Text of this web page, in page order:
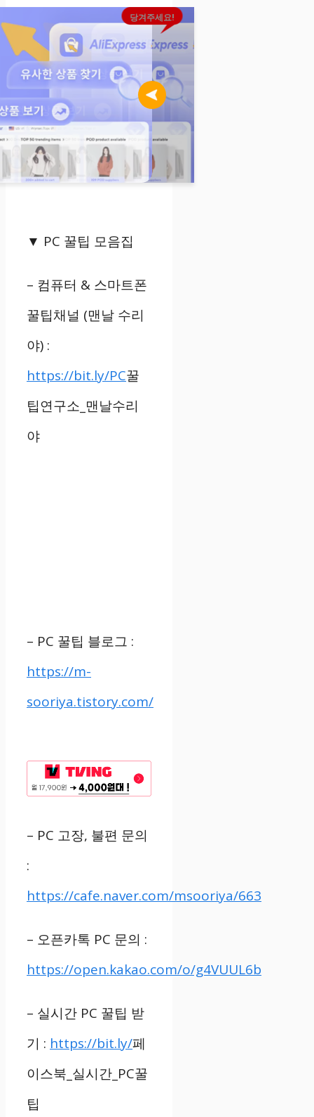
당겨주세요!
▼ PC 꿀팁 모음집
– 컴퓨터 & 스마트폰
꿀팁채널 (맨날 수리
야) :
https://bit.ly/PC꿀
팁연구소 맨날수리
야
– PC 꿀팁 블로그 :
https://m-
sooriya.tistory.com/
– PC 고장, 불편 문의
:
https://cafe.naver.com/msooriya/663
– 오픈카톡 PC 문의 :
https://open.kakao.com/o/g4VUUL6b
– 실시간 PC 꿀팁 받
기 : https://bit.ly/페
이스북 실시간 _PC꿀
팁